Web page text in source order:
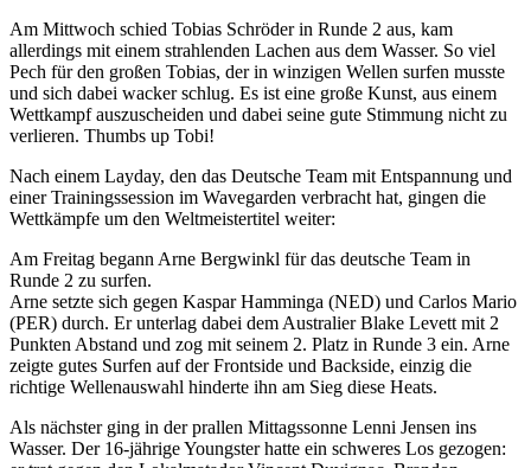
Am Mittwoch schied Tobias Schröder in Runde 2 aus, kam
allerdings mit einem strahlenden Lachen aus dem Wasser. So viel
Pech für den großen Tobias, der in winzigen Wellen surfen musste
und sich dabei wacker schlug. Es ist eine große Kunst, aus einem
Wettkampf auszuscheiden und dabei seine gute Stimmung nicht zu
verlieren. Thumbs up Tobi!
Nach einem Layday, den das Deutsche Team mit Entspannung und
einer Trainingssession im Wavegarden verbracht hat, gingen die
Wettkämpfe um den Weltmeistertitel weiter:
Am Freitag begann Arne Bergwinkl für das deutsche Team in
Runde 2 zu surfen.
Arne setzte sich gegen Kaspar Hamminga (NED) und Carlos Mario
(PER) durch. Er unterlag dabei dem Australier Blake Levett mit 2
Punkten Abstand und zog mit seinem 2. Platz in Runde 3 ein. Arne
zeigte gutes Surfen auf der Frontside und Backside, einzig die
richtige Wellenauswahl hinderte ihn am Sieg diese Heats.
Als nächster ging in der prallen Mittagssonne Lenni Jensen ins
Wasser. Der 16-jährige Youngster hatte ein schweres Los gezogen: